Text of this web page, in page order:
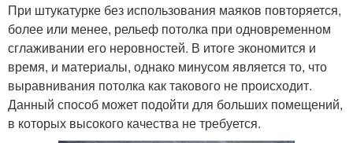
При штукатурке без использования маяков повторяется,
более или менее, рельеф потолка при одновременном
сглаживании его неровностей. В итоге экономится и
время, и материалы, однако минусом является то, что
выравнивания потолка как такового не происходит.
Данный способ может подойти для больших помещений,
в которых высокого качества не требуется.